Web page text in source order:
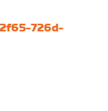
726d-